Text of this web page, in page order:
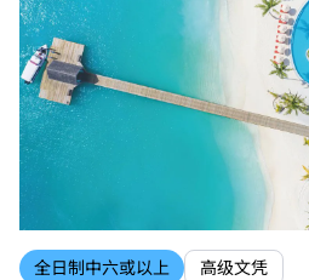
以上资料只适用于
本地学生。
全日制中六或以上 高级文凭